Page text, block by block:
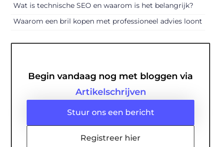
Wat is technische SEO en waarom is het belangrijk?
Waarom een bril kopen met professioneel advies loont
Begin vandaag nog met bloggen via
Artikelschrijven
Stuur ons een bericht
Registreer hier